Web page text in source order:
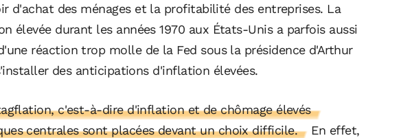
d'achat des ménages et la profitabilité des entreprises. La
élevée durant les années 1970 aux États-Unis a parfois aussi
réaction trop molle de la Fed sous la présidence d'Arthur
des anticipations d'inflation élevées.
c'est-à-dire d'inflation et de chômage élevés
centrales sont placées devant un choix difficile.
En effet,